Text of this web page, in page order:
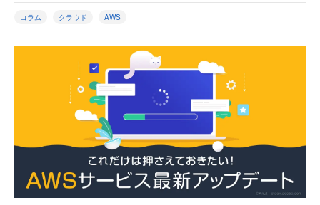
コラム クラウド AWS